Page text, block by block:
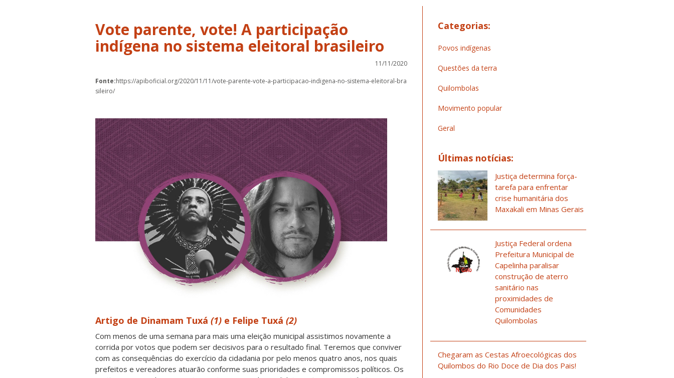
Vote parente, vote! A participação
indígena no sistema eleitoral brasileiro
11/11/2020
Fonte:https://apiboficial.org/2020/11/11/vote-parente-vote-a-participacao-indigena-no-sistema-eleitoral-bra
sileiro/
Artigo de Dinamam Tuxá (1) e Felipe Tuxá (2)
Com menos de uma semana para mais uma eleição municipal assistimos novamente a
corrida por votos que podem ser decisivos para o resultado final. Teremos que conviver
com as consequências do exercício da cidadania por pelo menos quatro anos, nos quais
prefeitos e vereadores atuarão conforme suas prioridades e compromissos políticos. Os
Categorias:
Povos indígenas
Questões da terra
Quilombolas
Movimento popular
Geral
Últimas notícias:
Justiça determina força-
tarefa para enfrentar
crise humanitária dos
Maxakali em Minas Gerais
Justiça Federal ordena
Prefeitura Municipal de
Capelinha paralisar
construção de aterro
sanitário nas
proximidades de
Comunidades
Quilombolas
Chegaram as Cestas Afroecológicas dos
Quilombos do Rio Doce de Dia dos Pais!